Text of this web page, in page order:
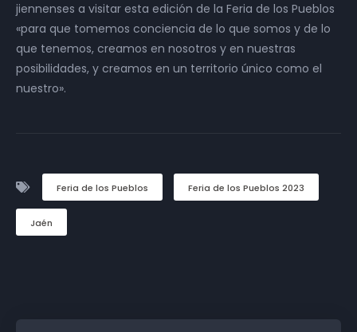
jiennenses a visitar esta edición de la Feria de los Pueblos
«para que tomemos conciencia de lo que somos y de lo
que tenemos, creamos en nosotros y en nuestras
posibilidades, y creamos en un territorio único como el
nuestro».
Feria de los Pueblos Feria de los Pueblos 2023
Jaén